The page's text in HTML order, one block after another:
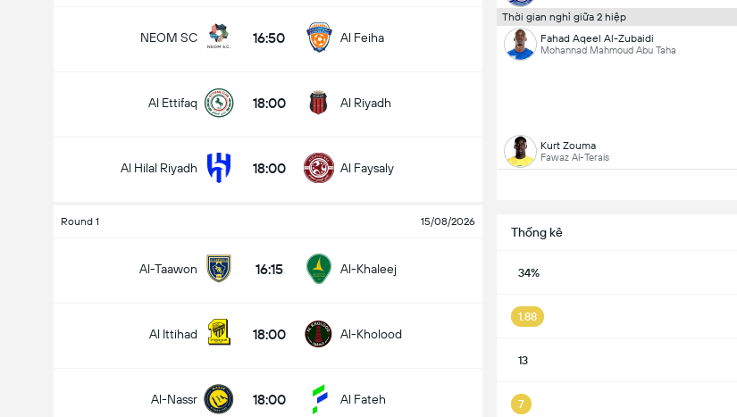
NEOM SC 16:50 Al Feiha
Al Ettifaq 18:00 Al Riyadh
Al Hilal Riyadh 18:00 Al Faysaly
Round 1 15/08/2026
Al-Taawon 16:15 Al-Khaleej
Al Ittihad 18:00 Al-Kholood
Al-Nassr 18:00 Al Fateh
Thời gian nghỉ giữa 2 hiệp
Fahad Aqeel Al-Zubaidi
Mohannad Mahmoud Abu Taha
Kurt Zouma
Fawaz Al-Terais
Thống kê
34%
1.88
13
7